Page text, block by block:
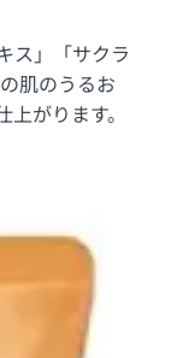
ス」「サクラ
肌のうるお
がります。